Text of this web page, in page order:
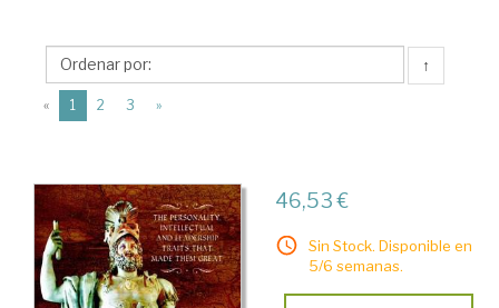
Pen
&
Sword
Ltd.
↑
« 1 (current)
2 3 »
46,53 €
Sin Stock. Disponible en
5/6 semanas.